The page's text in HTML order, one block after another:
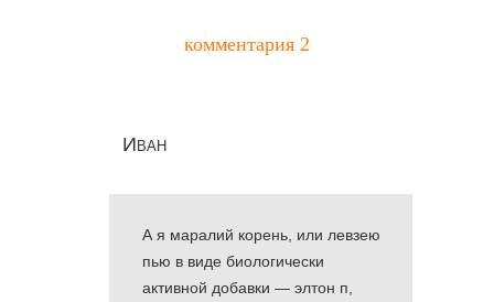
комментария 2
Иван
А я маралий корень, или левзею
пью в виде биологически
активной добавки — элтон п,